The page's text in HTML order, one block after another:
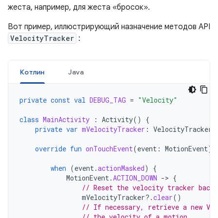
жеста, например, для жеста «бросок».
Вот пример, иллюстрирующий назначение методов API
VelocityTracker :
Котлин Java
private const val DEBUG_TAG = "Velocity"
class MainActivity : Activity()
{
private var mVelocityTracker :
override fun onTouchEvent(event : MotionEvent):
when (event.actionMasked)
{
MotionEvent.ACTION_DOWN -> {
// Reset the velocity tracker
mVelocityTracker?.clear()
// If necessary, retrieve a new